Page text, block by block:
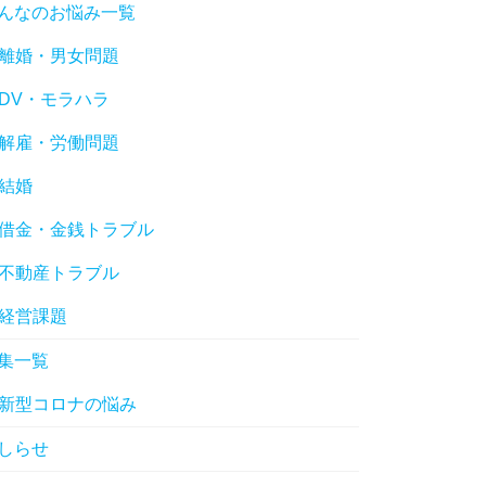
なのお悩み一覧
婚・男女問題
DV・モラハラ
雇・労働問題
婚
金・金銭トラブル
動産トラブル
営課題
一覧
新型コロナの悩み
らせ